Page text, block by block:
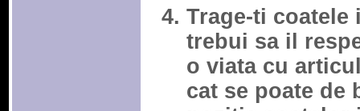
Trage-ti coatele
trebui sa il
o viata cu
cat se poate de